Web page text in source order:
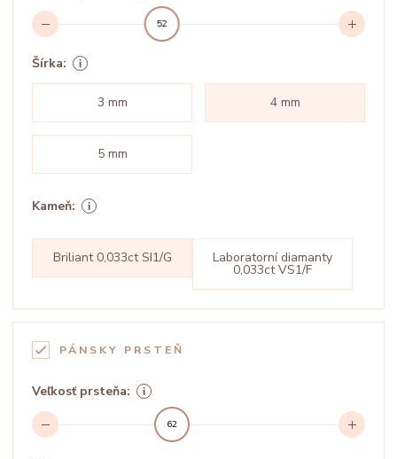
52
Šírka:
3 mm 4 mm
5 mm
Kameň:
Briliant 0,033ct SI1/G Laboratorní diamanty
0,033ct VS1/F
PÁNSKY PRSTEŇ
Veľkosť prsteňa:
62